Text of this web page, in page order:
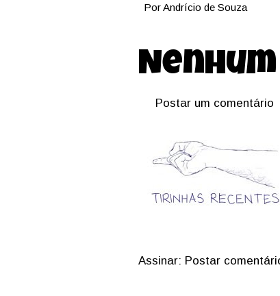
PorAndrício de Souza
Postar um comentário
Assinar: Postar